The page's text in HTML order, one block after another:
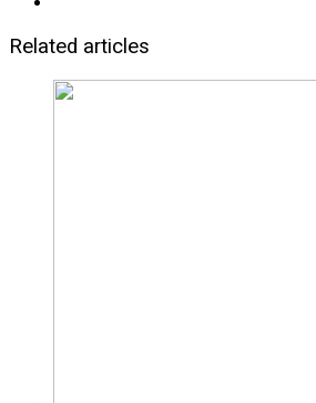
Related articles